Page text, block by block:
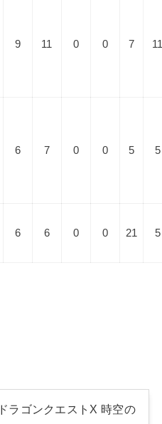
9 11 0 0 7
6 7 0 0 5 5
6 6 0 0 21 5
ドラゴンクエストX 時空の